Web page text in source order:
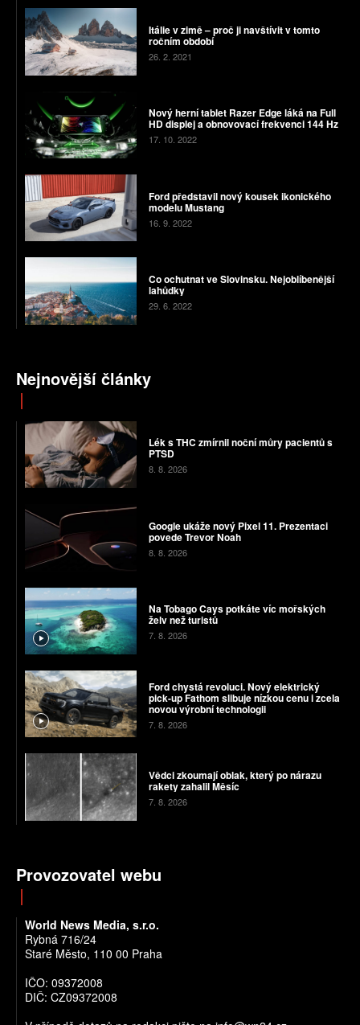
Itálie v zimě – proč ji navštívit v tomto
ročním období
26. 2. 2021
Nový herní tablet Razer Edge láká na Full
HD displej a obnovovací frekvenci 144 Hz
17. 10. 2022
Ford představil nový kousek ikonického
modelu Mustang
16. 9. 2022
Co ochutnat ve Slovinsku. Nejoblíbenější
lahůdky
29. 6. 2022
Nejnovější články
Lék s THC zmírnil noční můry pacientů s
PTSD
8. 8. 2026
Google ukáže nový Pixel 11. Prezentaci
povede Trevor Noah
8. 8. 2026
Na Tobago Cays potkáte víc mořských
želv než turistů
7. 8. 2026
Ford chystá revoluci. Nový elektrický
pick-up Fathom slibuje nízkou cenu i zcela
novou výrobní technologii
7. 8. 2026
Vědci zkoumají oblak, který po nárazu
rakety zahalil Měsíc
7. 8. 2026
Provozovatel webu
World News Media, s.r.o.
Rybná 716/24
Staré Město, 110 00 Praha
IČO: 09372008
DIČ: CZ09372008